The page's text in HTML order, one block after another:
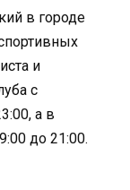
в городе
и
с
а в
до 21:00.